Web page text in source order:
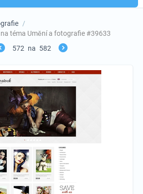
/
téma Umění a fotografie #39633
572 na 582